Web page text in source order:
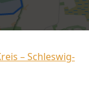
– Schleswig-